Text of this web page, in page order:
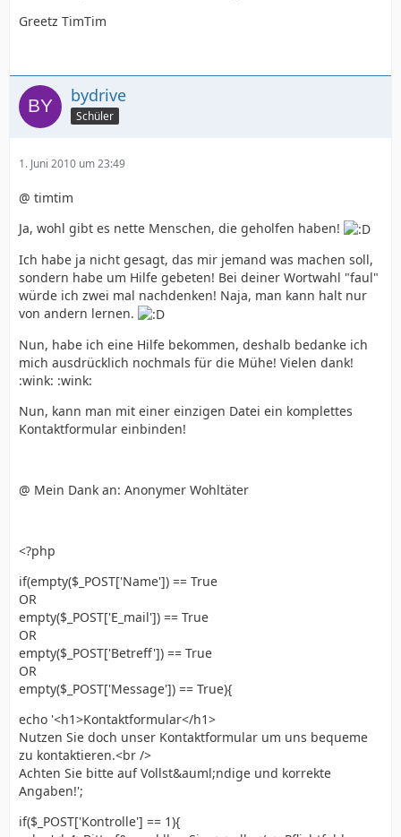
Greetz TimTim
bydrive
Schüler
1. Juni 2010 um 23:49
@ timtim
Ja, wohl gibt es nette Menschen, die geholfen haben!
Ich habe ja nicht gesagt, das mir jemand was machen soll,
sondern habe um Hilfe gebeten! Bei deiner Wortwahl "faul"
würde ich zwei mal nachdenken! Naja, man kann halt nur
von andern lernen.
Nun, habe ich eine Hilfe bekommen, deshalb bedanke ich
mich ausdrücklich nochmals für die Mühe! Vielen dank!
:wink: :wink:
Nun, kann man mit einer einzigen Datei ein komplettes
Kontaktformular einbinden!
@ Mein Dank an: Anonymer Wohltäter
<?php
if(empty($_POST['Name']) == True
OR
empty($_POST['E_mail']) == True
OR
empty($_POST['Betreff']) == True
OR
empty($_POST['Message']) == True){
echo '<h1>Kontaktformular</h1>
Nutzen Sie doch unser Kontaktformular um uns bequeme
zu kontaktieren.<br />
Achten Sie bitte auf Vollst&auml;ndige und korrekte
Angaben!';
if($_POST['Kontrolle'] == 1){